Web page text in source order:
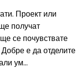
Проект или
получат
се почувствате
е да отделите
ум...